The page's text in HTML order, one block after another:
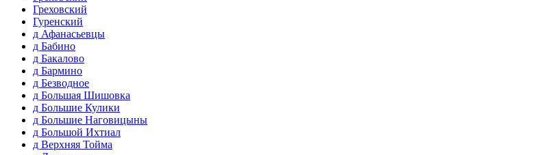
Греховский
Гуренский
д Афанасьевцы
д Бабино
д Бакалово
д Бармино
д Безводное
д Большая Шишовка
д Большие Кулики
д Большие Наговицыны
д Большой Ихтиал
д Верхняя Тойма